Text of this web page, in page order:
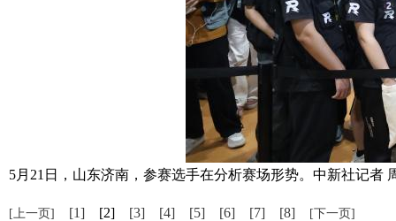
5月21日，山东济南，参赛选手在分析赛场形势。中新社记者
[上一页] [1] [2] [3] [4] [5] [6] [7] [8] [下一页]